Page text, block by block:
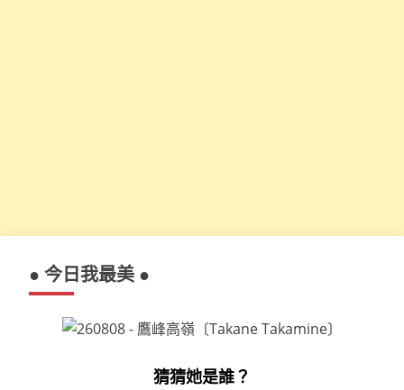
● 今日我最美 ●
猜猜她是誰？